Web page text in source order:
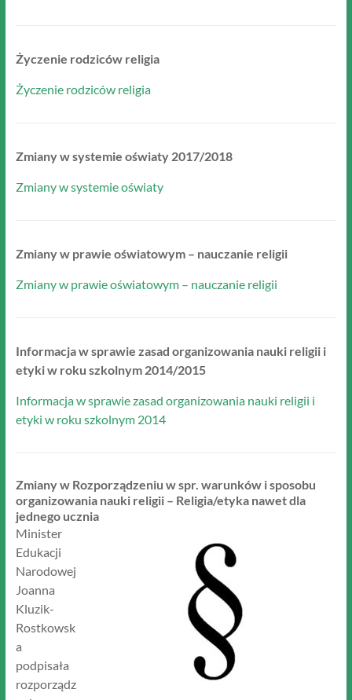
Życzenie rodziców religia
Życzenie rodziców religia
Zmiany w systemie oświaty 2017/2018
Zmiany w systemie oświaty
Zmiany w prawie oświatowym – nauczanie religii
Zmiany w prawie oświatowym – nauczanie religii
Informacja w sprawie zasad organizowania nauki religii i
etyki w roku szkolnym 2014/2015
Informacja w sprawie zasad organizowania nauki religii i
etyki w roku szkolnym 2014
Zmiany w Rozporządzeniu w spr. warunków i sposobu
organizowania nauki religii – Religia/etyka nawet dla
jednego ucznia
Minister
Edukacji
Narodowej
Joanna
Kluzik-
Rostkowsk
a
podpisała
rozporządz